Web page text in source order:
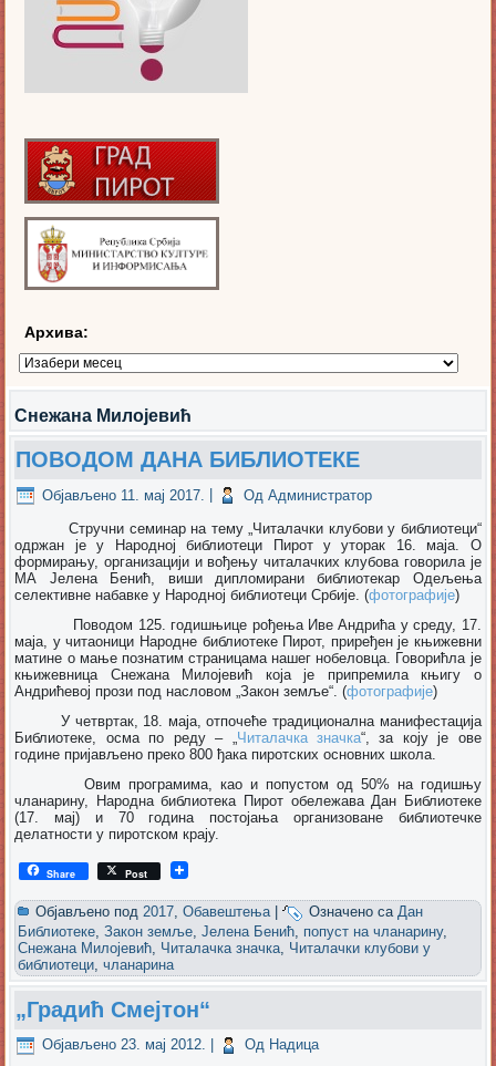
Архива:
Архива:
Снежана Милојевић
ПОВОДОМ ДАНА БИБЛИОТЕКЕ
Објављено 11. мај 2017. Од Администратор
Стручни семинар на тему „Читалачки клубови у библиотеци“
одржан је у Народној библиотеци Пирот у уторак 16. маја. О
формирању, организацији и вођењу читалачких клубова говорила је
МА Јелена Бенић, виши дипломирани библиотекар Одељења
селективне набавке у Народној библиотеци Србије. (фотографије)
Поводом 125. годишњице рођења Иве Андрића у среду, 17.
маја, у читаоници Народне библиотеке Пирот, приређен је књижевни
матине о мање познатим страницама нашег нобеловца. Говорићла је
књижевница Снежана Милојевић која је припремила књигу о
Андрићевој прози под насловом „Закон земље“. (фотографије)
У четвртак, 18. маја, отпочеће традиционална манифестација
Библиотеке, осма по реду – „Читалачка значка“, за коју је ове
године пријављено преко 800 ђака пиротских основних школа.
Овим програмима, као и попустом од 50% на годишњу
чланарину, Народна библиотека Пирот обележава Дан Библиотеке
(17. мај) и 70 година постојања организоване библиотечке
делатности у пиротском крају.
Share Post
Објављено под 2017,Обавештења| Означено са Дан
Библиотеке ,Закон земље ,Јелена Бенић попуст на чланарину,
Снежана Милојевић Читалачка значка Читалачки клубови у
библиотеци ,чланарина
„Градић Смејтон“
Објављено 23. мај 2012. Од Надица